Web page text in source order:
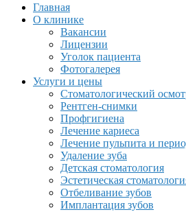
Главная
О клинике
Вакансии
Лицензии
Уголок пациента
Фотогалерея
Услуги и цены
Стоматологический
Рентген-снимки
Профгигиена
Лечение кариеса
Лечение пульпита и
Удаление зуба
Детская стоматология
Эстетическая
Отбеливание зубов
Имплантация зубов